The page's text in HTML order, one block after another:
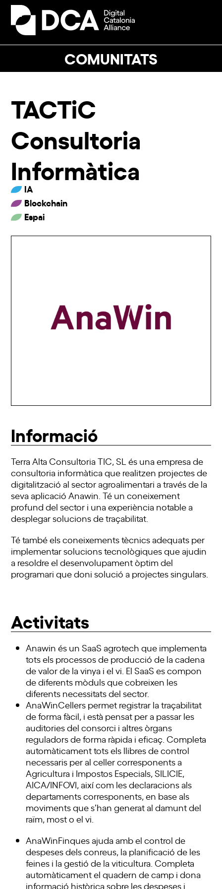
Skip
content
COMUNITATS
Open
mobile
Close
mobile
TACTiC
Consultoria
Informàtica
IA
Blockchain
Espai
Informació
Terra Alta Consultoria TIC, SL és una empresa de
consultoria informàtica que realitzen projectes de
digitalització al sector agroalimentari a través de la
seva aplicació Anawin. Té un coneixement
profund del sector i una experiència notable a
desplegar solucions de traçabilitat.
Té també els coneixements tècnics adequats per
implementar solucions tecnològiques que ajudin
a resoldre el desenvolupament òptim del
programari que doni solució a projectes singulars.
Activitats
Anawin és un SaaS agrotech que implementa
tots els processos de producció de la cadena
de valor de la vinya i el vi. El SaaS es compon
de diferents mòduls que cobreixen les
diferents necessitats del sector.
AnaWinCellers permet registrar la traçabilitat
de forma fàcil, i està pensat per a passar les
auditories del consorci i altres òrgans
reguladors de forma ràpida i eficaç. Completa
automàticament tots els llibres de control
necessaris per al celler corresponents a
Agricultura i Impostos Especials, SILICIE,
AICA/INFOVI, així com les declaracions als
departaments corresponents, en base als
moviments que s’han generat al damunt del
raïm, most o el vi.
AnaWinFinques ajuda amb el control de
despeses dels conreus, la planificació de les
feines i la gestió de la viticultura. Completa
automàticament el quadern de camp i dona
informació històrica sobre les despeses i